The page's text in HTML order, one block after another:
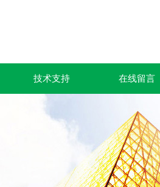
技术支持 在线留言